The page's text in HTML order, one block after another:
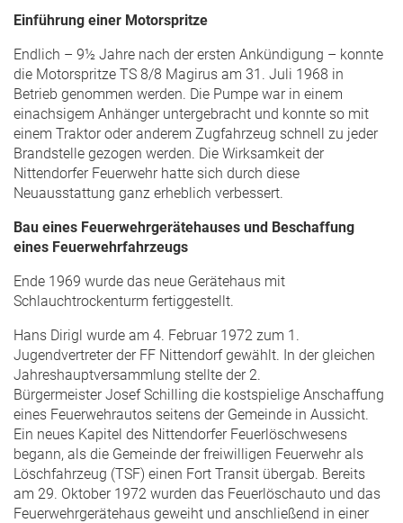
Einführung einer Motorspritze
Endlich – 9½ Jahre nach der ersten Ankündigung – konnte
die Motorspritze TS 8/8 Magirus am 31. Juli 1968 in
Betrieb genommen werden. Die Pumpe war in einem
einachsigem Anhänger untergebracht und konnte so mit
einem Traktor oder anderem Zugfahrzeug schnell zu jeder
Brandstelle gezogen werden. Die Wirksamkeit der
Nittendorfer Feuerwehr hatte sich durch diese
Neuausstattung ganz erheblich verbessert.
Bau eines Feuerwehrgerätehauses und Beschaffung
eines Feuerwehrfahrzeugs
Ende 1969 wurde das neue Gerätehaus mit
Schlauchtrockenturm fertiggestellt.
Hans Dirigl wurde am 4. Februar 1972 zum 1.
Jugendvertreter der FF Nittendorf gewählt. In der gleichen
Jahreshauptversammlung stellte der 2.
Bürgermeister Josef Schilling die kostspielige Anschaffung
eines Feuerwehrautos seitens der Gemeinde in Aussicht.
Ein neues Kapitel des Nittendorfer Feuerlöschwesens
begann, als die Gemeinde der freiwilligen Feuerwehr als
Löschfahrzeug (TSF) einen Fort Transit übergab. Bereits
am 29. Oktober 1972 wurden das Feuerlöschauto und das
Feuerwehrgerätehaus geweiht und anschließend in einer